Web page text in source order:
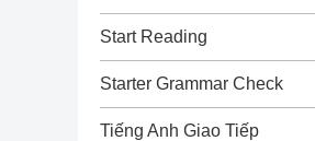
Start Reading
Starter Grammar Check
Tiếng Anh Giao Tiếp